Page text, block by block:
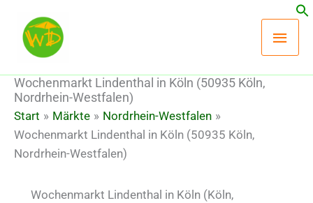
Inhalt
springen
Wochenmarkt Lindenthal in Köln (50935 Köln,
Nordrhein-Westfalen)
Start Märkte
Nordrhein-Westfalen
Wochenmarkt Lindenthal in Köln (50935 Köln,
Nordrhein-Westfalen)
Wochenmarkt Lindenthal in Köln (Köln,